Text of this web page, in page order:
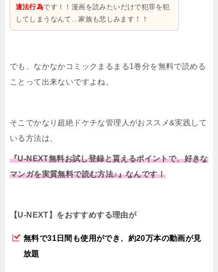
違法行為です！！漫画を読みたいだけで犯罪を犯
してしまうなんて…家族も悲しみます！！
でも、なかなかコミックまるまる1巻分を無料で読める
ことって出来ないですよね。
そこでかなり超絶ドケチな管理人がおススメ&実践して
いる方法は、
『U-NEXT無料お試し登録と貰えるポイントで、好きな
マンガを実質無料で読む方法♪』なんです！
【U-NEXT】をおすすめする理由が
無料で31日間も使用ができ、約20万本の動画が見
放題